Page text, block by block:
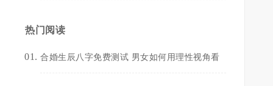
热门阅读
合婚生辰八字免费测试 男女如何用理性视角看